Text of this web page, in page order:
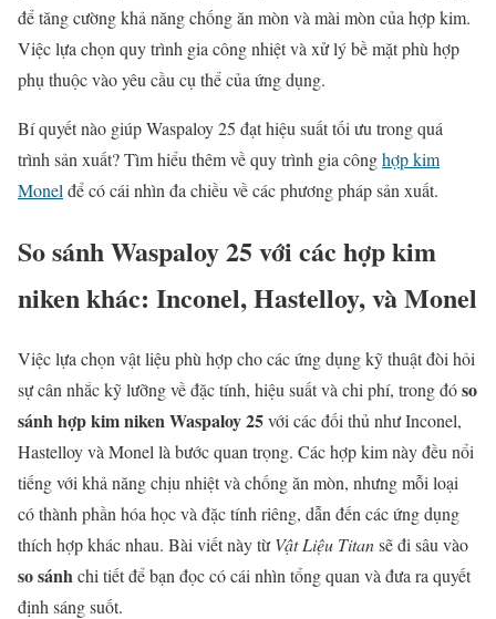
để tăng cường khả năng chống ăn mòn và mài mòn của hợp kim.
Việc lựa chọn quy trình gia công nhiệt và xử lý bề mặt phù hợp
phụ thuộc vào yêu cầu cụ thể của ứng dụng.
Bí quyết nào giúp Waspaloy 25 đạt hiệu suất tối ưu trong quá
trình sản xuất? Tìm hiểu thêm về quy trình gia cônghợp kim
Monel để có cái nhìn đa chiều về các phương pháp sản xuất.
So sánhWaspaloy 25 với các hợp kim
niken khác: Inconel, Hastelloy, và Monel
Việc lựa chọn vật liệu phù hợp cho các ứng dụng kỹ thuật đòi hỏi
sự cân nhắc kỹ lưỡng về đặc tính, hiệu suất và chi phí, trong đóso
sánh hợp kim niken Waspaloy 25với các đối thủ như Inconel,
Hastelloy và Monel là bước quan trọng. Các hợp kim này đều nổi
tiếng với khả năng chịu nhiệt và chống ăn mòn, nhưng mỗi loại
có thành phần hóa học và đặc tính riêng, dẫn đến các ứng dụng
thích hợp khác nhau. Bài viết này từ Vật Liệu Titansẽ đi sâu vào
so sánhchi tiết để bạn đọc có cái nhìn tổng quan và đưa ra quyết
định sáng suốt.